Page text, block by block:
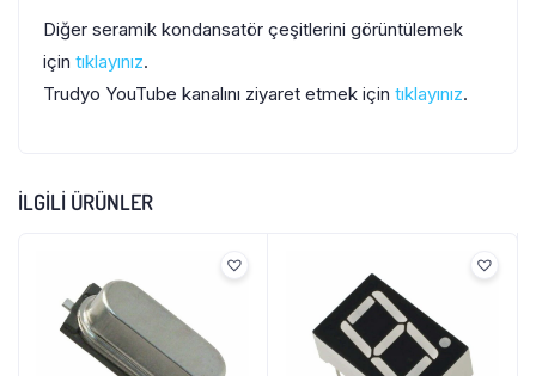
Diğer seramik kondansatör çeşitlerini görüntülemek
için tıklayınız.
Trudyo YouTube kanalını ziyaret etmek için tıklayınız.
İLGILI ÜRÜNLER